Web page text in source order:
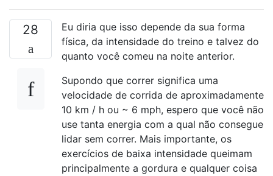
28
Eu diria que isso depende da sua forma
física, da intensidade do treino e talvez do
quanto você comeu na noite anterior.
Supondo que correr significa uma
velocidade de corrida de aproximadamente
10 km / h ou ~ 6 mph, espero que você não
use tanta energia com a qual não consegue
lidar sem correr. Mais importante, os
exercícios de baixa intensidade queimam
principalmente a gordura e qualquer coisa